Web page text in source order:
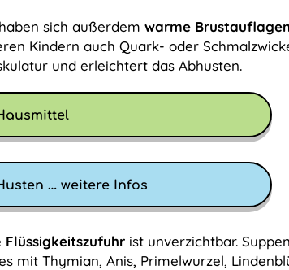
sich außerdem warme Brustauflagen
Kindern auch Quark- oder
und erleichtert das Abhusten.
… weitere Infos
Flüssigkeitszufuhr ist unverzichtbar.
mit Thymian, Anis, Primelwurzel,